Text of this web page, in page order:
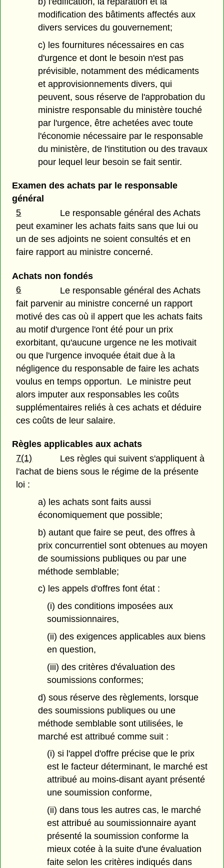
modification des bâtiments affectés aux
divers services du gouvernement;
c) les fournitures nécessaires en cas
d'urgence et dont le besoin n'est pas
prévisible, notamment des médicaments
et approvisionnements divers, qui
peuvent, sous réserve de l'approbation du
ministre responsable du ministère touché
par l'urgence, être achetées avec toute
l'économie nécessaire par le responsable
du ministère, de l'institution ou des travaux
pour lequel leur besoin se fait sentir.
Examen des achats par le responsable
général
5
Le responsable général des Achats
peut examiner les achats faits sans que lui ou
un de ses adjoints ne soient consultés et en
faire rapport au ministre concerné.
Achats non fondés
6
Le responsable général des Achats
fait parvenir au ministre concerné un rapport
motivé des cas où il appert que les achats faits
au motif d'urgence l'ont été pour un prix
exorbitant, qu'aucune urgence ne les motivait
ou que l'urgence invoquée était due à la
négligence du responsable de faire les achats
voulus en temps opportun. Le ministre peut
alors imputer aux responsables les coûts
supplémentaires reliés à ces achats et déduire
ces coûts de leur salaire.
Règles applicables aux achats
7(1)
Les règles qui suivent s'appliquent à
l'achat de biens sous le régime de la présente
loi :
a) les achats sont faits aussi
économiquement que possible;
b) autant que faire se peut, des offres à
prix concurrentiel sont obtenues au moyen
de soumissions publiques ou par une
méthode semblable;
c) les appels d'offres font état :
(i) des conditions imposées aux
soumissionnaires,
(ii) des exigences applicables aux biens
en question,
(iii) des critères d'évaluation des
soumissions conformes;
d) sous réserve des règlements, lorsque
des soumissions publiques ou une
méthode semblable sont utilisées, le
marché est attribué comme suit :
(i) si l'appel d'offre précise que le prix
est le facteur déterminant, le marché est
attribué au moins-disant ayant présenté
une soumission conforme,
(ii) dans tous les autres cas, le marché
est attribué au soumissionnaire ayant
présenté la soumission conforme la
mieux cotée à la suite d'une évaluation
faite selon les critères indiqués dans